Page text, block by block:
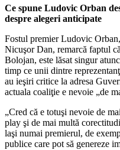
Ce spune Ludovic Orban
despre alegeri anticipate
Fostul premier Ludovic
Nicuşor Dan, remarcă faptul
Bolojan, este lăsat singur
timp ce unii dintre
au ieşiri critice la adresa
actuala coaliţie e nevoie „de
„Cred că e totuşi nevoie de
play şi de mai multă
laşi numai premierul, de
publice care pot să genereze